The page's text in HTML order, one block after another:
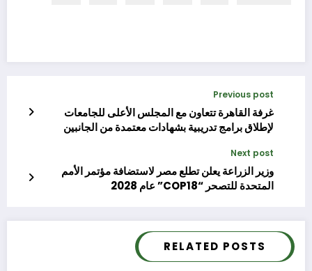
Previous post
غرفة القاهرة تتعاون مع المجلس الأعلى للجامعات
لإطلاق برامج تدريبية بشهادات معتمدة من الجانبين
Next post
وزير الزراعة يعلن تطلع مصر لاستضافة مؤتمر الأمم
المتحدة للتصحر “COP18” عام 2028
RELATED POSTS